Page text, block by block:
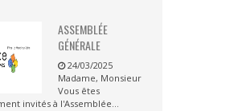
ASSEMBLÉE
GÉNÉRALE
24/03/2025
Madame, Monsieur
Vous êtes
invités à l'Assemblée...